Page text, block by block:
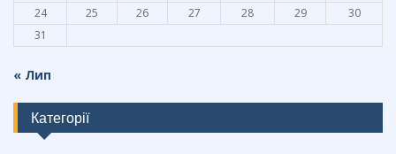
24
25 26 27 28 29
30
31
« Лип
Категорії